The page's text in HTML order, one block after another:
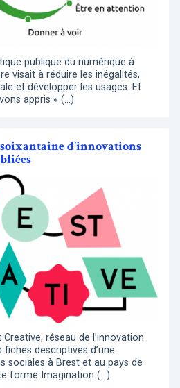
publique du numérique à
visait à réduire les inégalités,
et développer les usages. Et
appris « (…)
d’innovations
réseau de l’innovation
descriptives d’une
sociales à Brest et au pays de
forme Imagination (…)